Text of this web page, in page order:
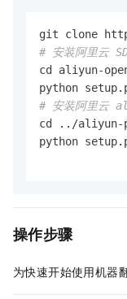
# 安装阿里云
cd aliyun-
# 安装阿里云
cd ../aliyun-
python
操作步骤
为快速开始使用机器